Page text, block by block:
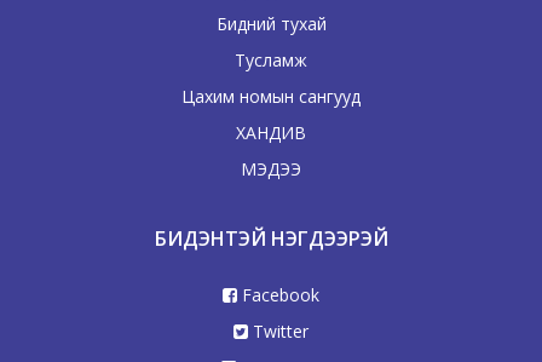
Бидний тухай
Тусламж
Цахим номын сангууд
ХАНДИВ
МЭДЭЭ
БИДЭНТЭЙ НЭГДЭЭРЭЙ
Facebook
Twitter